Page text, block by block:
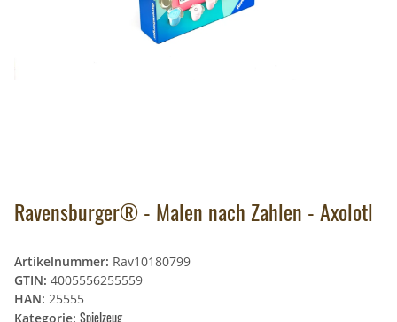
Ravensburger® - Malen nach Zahlen - Axolotl
Artikelnummer: Rav10180799
GTIN: 4005556255559
HAN: 25555
Kategorie: Spielzeug